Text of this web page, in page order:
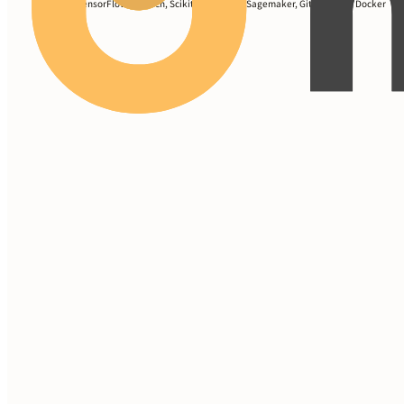
Python, TensorFlow, PyTorch, Scikit-Learn, AWS Sagemaker, Git, Tableau, Docker